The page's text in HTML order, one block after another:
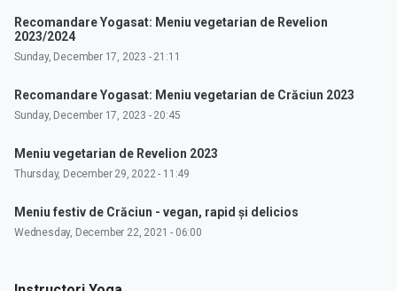
Recomandare Yogasat: Meniu vegetarian de Revelion
2023/2024
Sunday, December 17, 2023 - 21:11
Recomandare Yogasat: Meniu vegetarian de Crăciun 2023
Sunday, December 17, 2023 - 20:45
Meniu vegetarian de Revelion 2023
Thursday, December 29, 2022 - 11:49
Meniu festiv de Crăciun - vegan, rapid și delicios
Wednesday, December 22, 2021 - 06:00